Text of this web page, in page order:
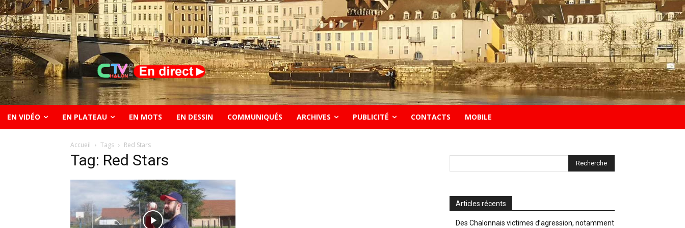
EN VIDÉO EN PLATEAU EN MOTS EN DESSIN COMMUNIQUÉS ARCHIVES PUBLICITÉ CONTACTS MOBILE
Accueil Tags Red Stars
Tag: Red Stars
Articles récents
Des Chalonnais victimes d’agression, notamment